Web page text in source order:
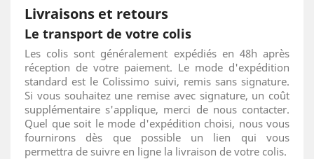
Livraisons et retours
Le transport de votre colis
Les colis sont généralement expédiés en 48h après
réception de votre paiement. Le mode d'expédition
standard est le Colissimo suivi, remis sans signature.
Si vous souhaitez une remise avec signature, un coût
supplémentaire s'applique, merci de nous contacter.
Quel que soit le mode d'expédition choisi, nous vous
fournirons dès que possible un lien qui vous
permettra de suivre en ligne la livraison de votre colis.